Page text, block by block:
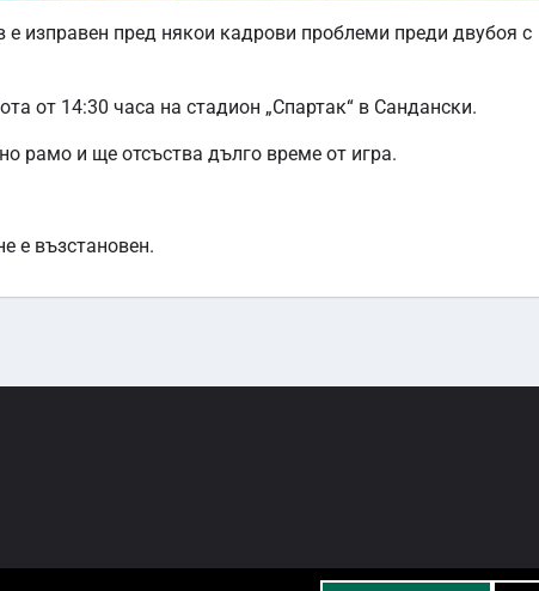
изправен пред някои кадрови проблеми преди двубоя с
от 14:30 часа на стадион „Спартак“ в Сандански.
рамо и ще отсъства дълго време от игра.
е възстановен.